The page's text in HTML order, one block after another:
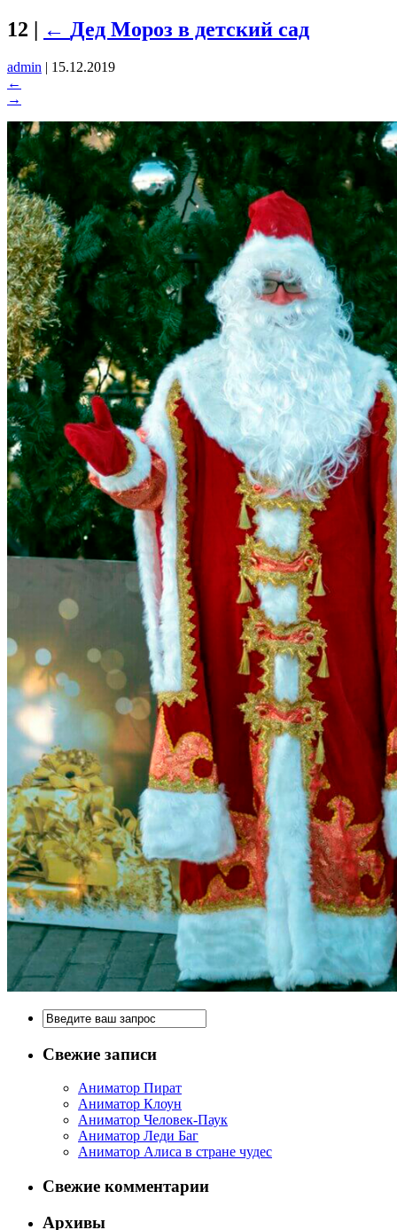
12 | ← Дед Мороз в детский сад
admin | 15.12.2019
←
→
Свежие записи
Аниматор Пират
Аниматор Клоун
Аниматор Человек-Паук
Аниматор Леди Баг
Аниматор Алиса в стране чудес
Свежие комментарии
Архивы